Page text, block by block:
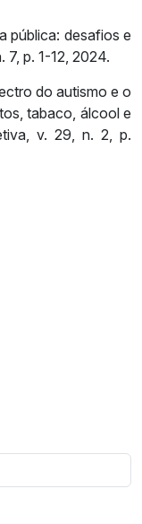
pública: desafios e
7, p. 1-12, 2024.
do autismo e o
tabaco, álcool e
v. 29, n. 2, p.